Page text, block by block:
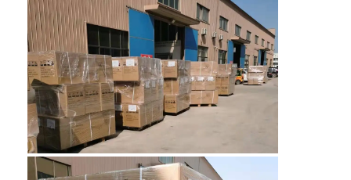
Sabuk Jala Makanan
Sabuk Konveyor Sarang Lebah
Pelat Rantai Konveyor
Sabuk Jala Fotovoltaik Surya
Sabuk Jaring Rantai